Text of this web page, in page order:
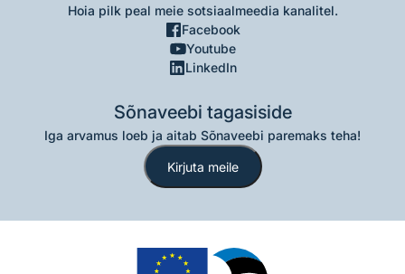
Hoia pilk peal meie sotsiaalmeedia kanalitel.
Facebook
Youtube
LinkedIn
Sõnaveebi tagasiside
Iga arvamus loeb ja aitab Sõnaveebi paremaks teha!
Kirjuta meile